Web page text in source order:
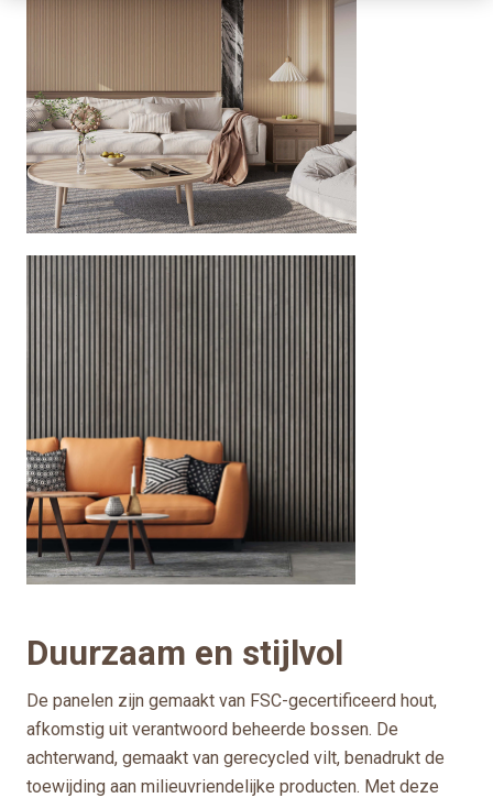
Duurzaam en stijlvol
De panelen zijn gemaakt van FSC-gecertificeerd hout,
afkomstig uit verantwoord beheerde bossen. De
achterwand, gemaakt van gerecycled vilt, benadrukt de
toewijding aan milieuvriendelijke producten. Met deze